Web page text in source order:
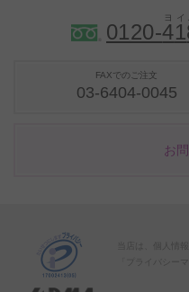
0120-41
FAXでのご注文
03-6404-0045
お
当店は、個人情
「プライバシー